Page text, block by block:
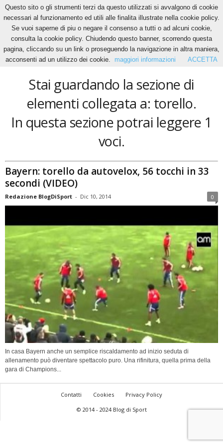
Home Tags Torello
torello
Stai guardando la sezione di
elementi collegata a: torello.
In questa sezione potrai leggere 1
voci.
Bayern: torello da autovelox, 56 tocchi in 33
secondi (VIDEO)
Redazione BlogDiSport - Dic 10, 2014 0
In casa Bayern anche un semplice riscaldamento ad inizio seduta di
allenamento può diventare spettacolo puro. Una rifinitura, quella prima della
gara di Champions...
Contatti Cookies
Privacy Policy
© 2014 - 2024 Blog di Sport
Questo sito o gli strumenti terzi da questo utilizzati si avvalgono di cookie
necessari al funzionamento ed utili alle finalita illustrate nella cookie policy.
Se vuoi saperne di piu o negare il consenso a tutti o ad alcuni cookie,
consulta la cookie policy. Chiudendo questo banner, scorrendo questa
pagina, cliccando su un link o proseguendo la navigazione in altra maniera,
acconsenti ad un utilizzo dei cookie.
maggiori informazioni ACCETTA